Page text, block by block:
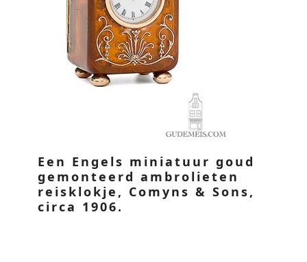
Een Engels miniatuur goud
gemonteerd ambrolieten
reisklokje, Comyns & Sons,
circa 1906.